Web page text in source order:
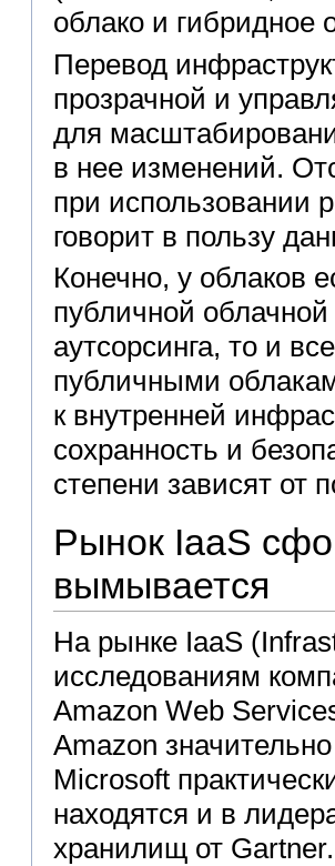
облако и гибридное
Перевод
прозрачной и
для
в нее изменений.
при использовании
говорит в пользу
Конечно, у облаков
публичной
аутсорсинга, то и
публичными
к внутренней
сохранность и
степени зависят от
Рынок IaaS
вымывается
На рынке IaaS
исследованиям
Amazon Web
Amazon
Microsoft
находятся и в
хранилищ от Gartner.